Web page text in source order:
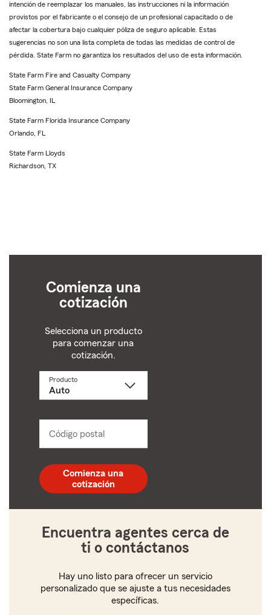
intención de reemplazar los manuales, las instrucciones ni la información
provistos por el fabricante o el consejo de un profesional capacitado o de
afectar la cobertura bajo cualquier póliza de seguro aplicable. Estas
sugerencias no son una lista completa de todas las medidas de control de
pérdida. State Farm no garantiza los resultados del uso de esta información.
State Farm Fire and Casualty Company
State Farm General Insurance Company
Bloomington, IL
State Farm Florida Insurance Company
Orlando, FL
State Farm Lloyds
Richardson, TX
Comienza una
cotización
Selecciona un producto
para comenzar una
cotización.
ProductoSelecciona
Código postal
postal
de
5
Comienza una
cotización
Encuentra agentes cerca de
ti o contáctanos
Hay uno listo para ofrecer un servicio
personalizado que se ajuste a tus necesidades
específicas.